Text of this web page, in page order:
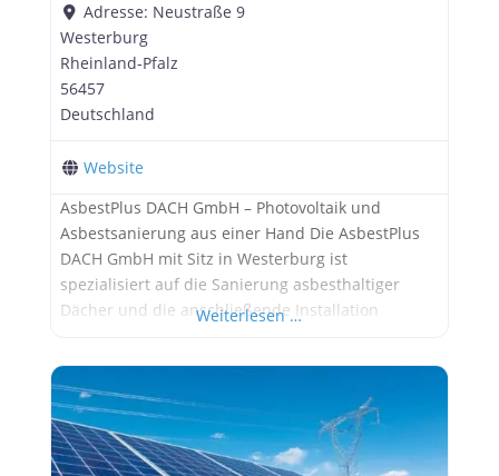
Adresse: Neustraße 9
Westerburg
Rheinland-Pfalz
56457
Deutschland
Website
AsbestPlus DACH GmbH – Photovoltaik und
Asbestsanierung aus einer Hand Die AsbestPlus
DACH GmbH mit Sitz in Westerburg ist
spezialisiert auf die Sanierung asbesthaltiger
Dächer und die anschließende Installation
bietet Eigentümern eine attraktive Möglichkeit:
Die kostenfreie Asbestsanierung inklusive neuer
Dachhaut wird mit einer PV-Anlage kombiniert, die
langfristig grünen Strom liefert und Einnahmen
generiert. Besonders für Industrie-
Weiterlesen …